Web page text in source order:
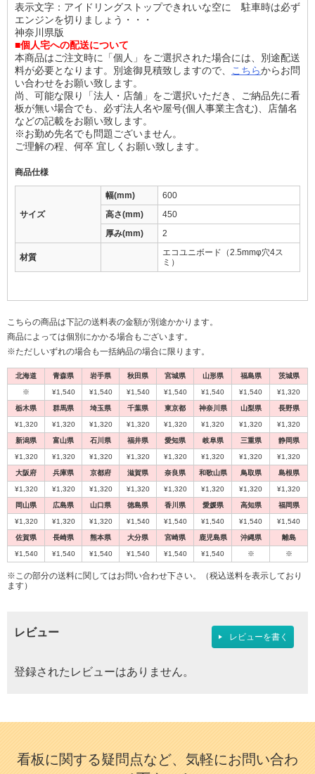
表示文字：アイドリングストップできれいな空に 駐車時は必ず
エンジンを切りましょう・・・
神奈川県版
■個人宅への配送について
本商品はご注文時に「個人」をご選択された場合には、別途配送
料が必要となります。別途御見積致しますので、
こちらからお問
い合わせをお願い致します。
尚、可能な限り「法人・店舗」をご選択いただき、ご納品先に看
板が無い場合でも、必ず法人名や屋号(個人事業主含む)、店舗名
などの記載をお願い致します。
※お勤め先名でも問題ございません。
ご理解の程、何卒 宜しくお願い致します。
商品仕様
サイズ
幅(mm)
600
高さ(mm)
450
厚み(mm)
2
材質
エコユニボード（2.5mmφ穴4ス
ミ）
こちらの商品は下記の送料表の金額が別途かかります。
商品によっては個別にかかる場合もございます。
※ただしいずれの場合も一括納品の場合に限ります。
※この部分の送料に関してはお問い合わせ下さい。（税込送料を表示しており
ます）
北海道 青森県 岩手県 秋田県 宮城県 山形県 福島県 茨城県
※ ¥1,540 ¥1,540 ¥1,540 ¥1,540 ¥1,540 ¥1,540 ¥1,320
栃木県 群馬県 埼玉県 千葉県 東京都 神奈川県 山梨県 長野県
¥1,320 ¥1,320 ¥1,320 ¥1,320 ¥1,320 ¥1,320 ¥1,320 ¥1,320
新潟県 富山県 石川県 福井県 愛知県 岐阜県 三重県 静岡県
¥1,320 ¥1,320 ¥1,320 ¥1,320 ¥1,320 ¥1,320 ¥1,320 ¥1,320
大阪府 兵庫県 京都府 滋賀県 奈良県 和歌山県 鳥取県 島根県
¥1,320 ¥1,320 ¥1,320 ¥1,320 ¥1,320 ¥1,320 ¥1,320 ¥1,320
岡山県 広島県 山口県 徳島県 香川県 愛媛県 高知県 福岡県
¥1,320 ¥1,320 ¥1,320 ¥1,540 ¥1,540 ¥1,540 ¥1,540 ¥1,540
佐賀県 長崎県 熊本県 大分県 宮崎県 鹿児島県 沖縄県 離島
¥1,540 ¥1,540 ¥1,540 ¥1,540 ¥1,540 ¥1,540 ※ ※
レビュー レビューを書く
登録されたレビューはありません。
看板に関する疑問点など、気軽にお問い合わ